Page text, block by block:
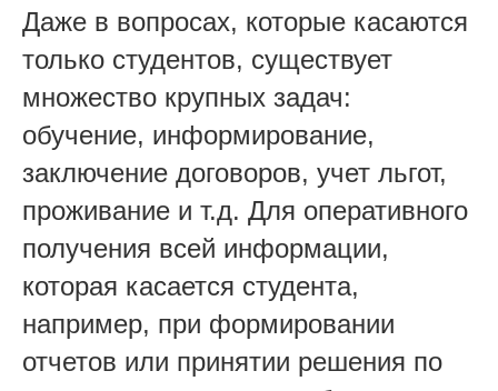
Даже в вопросах, которые касаются
только студентов, существует
множество крупных задач:
обучение, информирование,
заключение договоров, учет льгот,
проживание и т.д. Для оперативного
получения всей информации,
которая касается студента,
например, при формировании
отчетов или принятии решения по